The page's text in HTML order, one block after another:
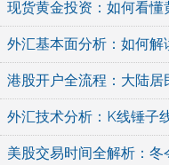
现货黄金投资：如何看懂
外汇基本面分析：如何
港股开户全流程：大陆
外汇技术分析：K线锤子
美股交易时间全解析：